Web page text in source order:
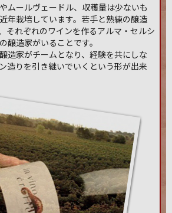
ムールヴェードル、収穫量は少ないも
年栽培しています。若手と熟練の醸造
それぞれのワインを作るアルマ・セルシ
醸造家がいることです。
造家がチームとなり、経験を共にしな
造りを引き継いでいくという形が出来